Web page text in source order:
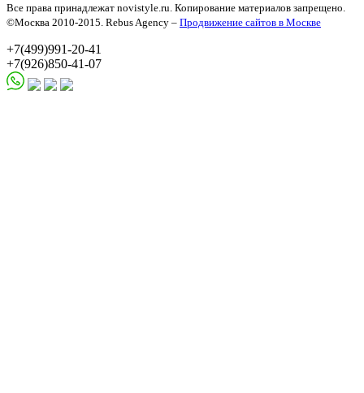
Все права принадлежат novistyle.ru. Копирование материалов запрещено.
©Москва 2010-2015. Rebus Agency – Продвижение сайтов в Москве
+7(499)991-20-41
+7(926)850-41-07